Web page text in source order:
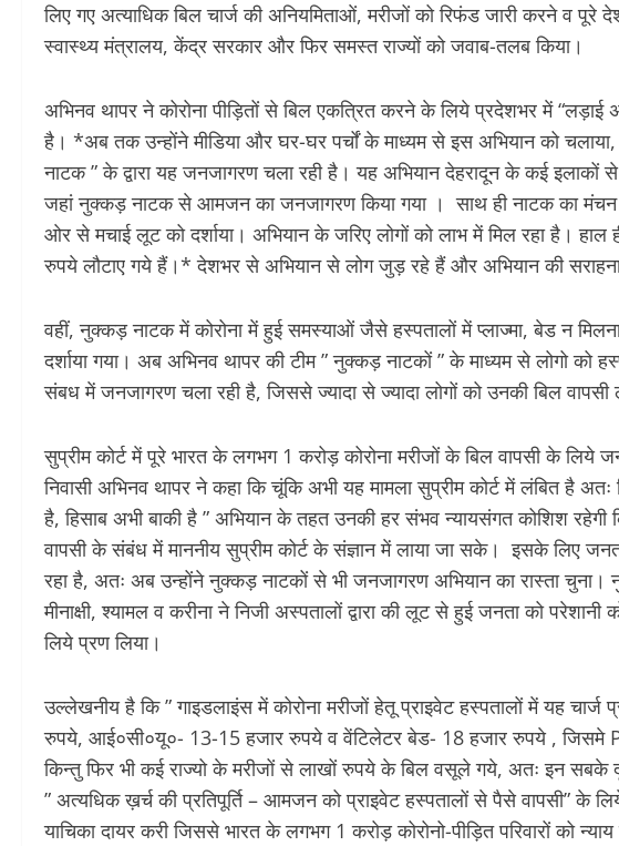
लिए गए अत्याधिक बिल चार्ज की अनियमिताओं, मरीजों को रिफंड जारी करने व
स्वास्थ्य मंत्रालय, केंद्र सरकार और फिर समस्त राज्यों को जवाब-तलब किया।
अभिनव थापर ने कोरोना पीड़ितों से बिल एकत्रित करने के लिये प्रदेशभर में “लड़ाई
है। *अब तक उन्होंने मीडिया और घर-घर पर्चों के माध्यम से इस अभियान को
नाटक ” के द्वारा यह जनजागरण चला रही है। यह अभियान देहरादून के कई
जहां नुक्कड़ नाटक से आमजन का जनजागरण किया गया । साथ ही नाटक का मंचन
ओर से मचाई लूट को दर्शाया। अभियान के जरिए लोगों को लाभ में मिल रहा है।
रुपये लौटाए गये हैं।* देशभर से अभियान से लोग जुड़ रहे हैं और अभियान की
वहीं, नुक्कड़ नाटक में कोरोना में हुई समस्याओं जैसे हस्पतालों में प्लाज्मा, बेड न
दर्शाया गया। अब अभिनव थापर की टीम ” नुक्कड़ नाटकों ” के माध्यम से लोगो
संबध में जनजागरण चला रही है, जिससे ज्यादा से ज्यादा लोगों को उनकी बिल
सुप्रीम कोर्ट में पूरे भारत के लगभग 1 करोड़ कोरोना मरीजों के बिल वापसी के लिये
निवासी अभिनव थापर ने कहा कि चूंकि अभी यह मामला सुप्रीम कोर्ट में लंबित है
है, हिसाब अभी बाकी है ” अभियान के तहत उनकी हर संभव न्यायसंगत कोशिश रहेगी
वापसी के संबंध में माननीय सुप्रीम कोर्ट के संज्ञान में लाया जा सके। इसके लिए
रहा है, अतः अब उन्होंने नुक्कड़ नाटकों से भी जनजागरण अभियान का रास्ता
मीनाक्षी, श्यामल व करीना ने निजी अस्पतालों द्वारा की लूट से हुई जनता को
लिये प्रण लिया।
उल्लेखनीय है कि ” गाइडलाइंस में कोरोना मरीजों हेतू प्राइवेट हस्पतालों में यह
रुपये, आई०सी०यू०- 13-15 हजार रुपये व वेंटिलेटर बेड- 18 हजार रुपये , जिसमे
किन्तु फिर भी कई राज्यो के मरीजों से लाखों रुपये के बिल वसूले गये, अतः इन सबके
” अत्यधिक ख़र्च की प्रतिपूर्ति – आमजन को प्राइवेट हस्पतालों से पैसे वापसी” के
याचिका दायर करी जिससे भारत के लगभग 1 करोड़ कोरोनो-पीड़ित परिवारों को